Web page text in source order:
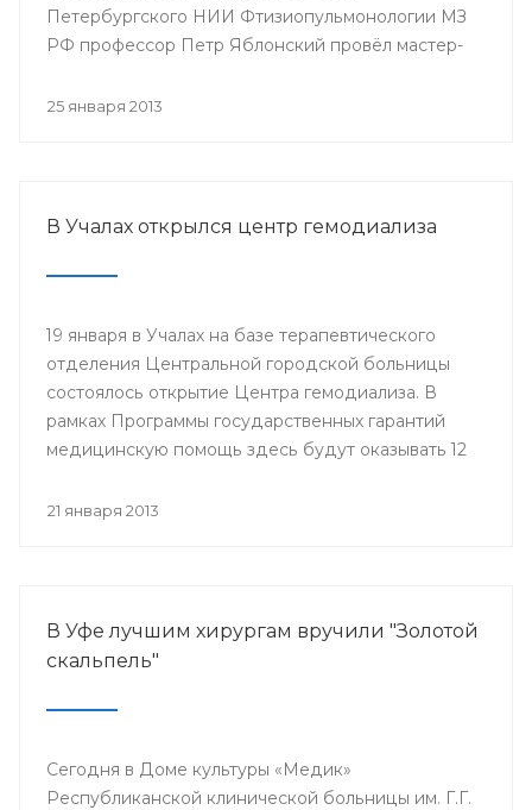
Петербургского НИИ Фтизиопульмонологии МЗ
РФ профессор Петр Яблонский провёл мастер-
доступы в торакальной хирургии». С новыми
ординаторы, интерны и студенты старших
25 января 2013
В Учалах открылся центр гемодиализа
19 января в Учалах на базе терапевтического
отделения Центральной городской больницы
состоялось открытие Центра гемодиализа. В
рамках Программы государственных гарантий
медицинскую помощь здесь будут оказывать 12
недостаточностью.
21 января 2013
В Уфе лучшим хирургам вручили "Золотой
скальпель"
Сегодня в Доме культуры «Медик»
Республиканской клинической больницы им. Г.Г.